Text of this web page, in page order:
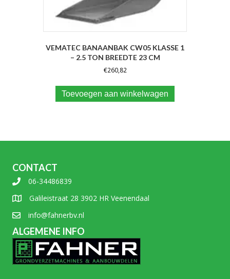
VEMATEC BANAANBAK CW05 KLASSE 1
– 2.5 TON BREEDTE 23 CM
€260,82
Toevoegen aan winkelwagen
CONTACT
06-34486839
Galileistraat 28 3902 HR Veenendaal
info@fahnerbv.nl
ALGEMENE INFO